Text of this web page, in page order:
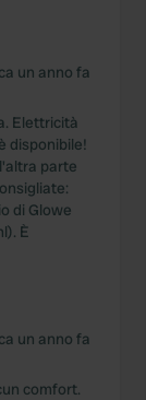
un anno fa
Elettricità
disponibile!
parte
di Glowe
È
un anno fa
comfort.